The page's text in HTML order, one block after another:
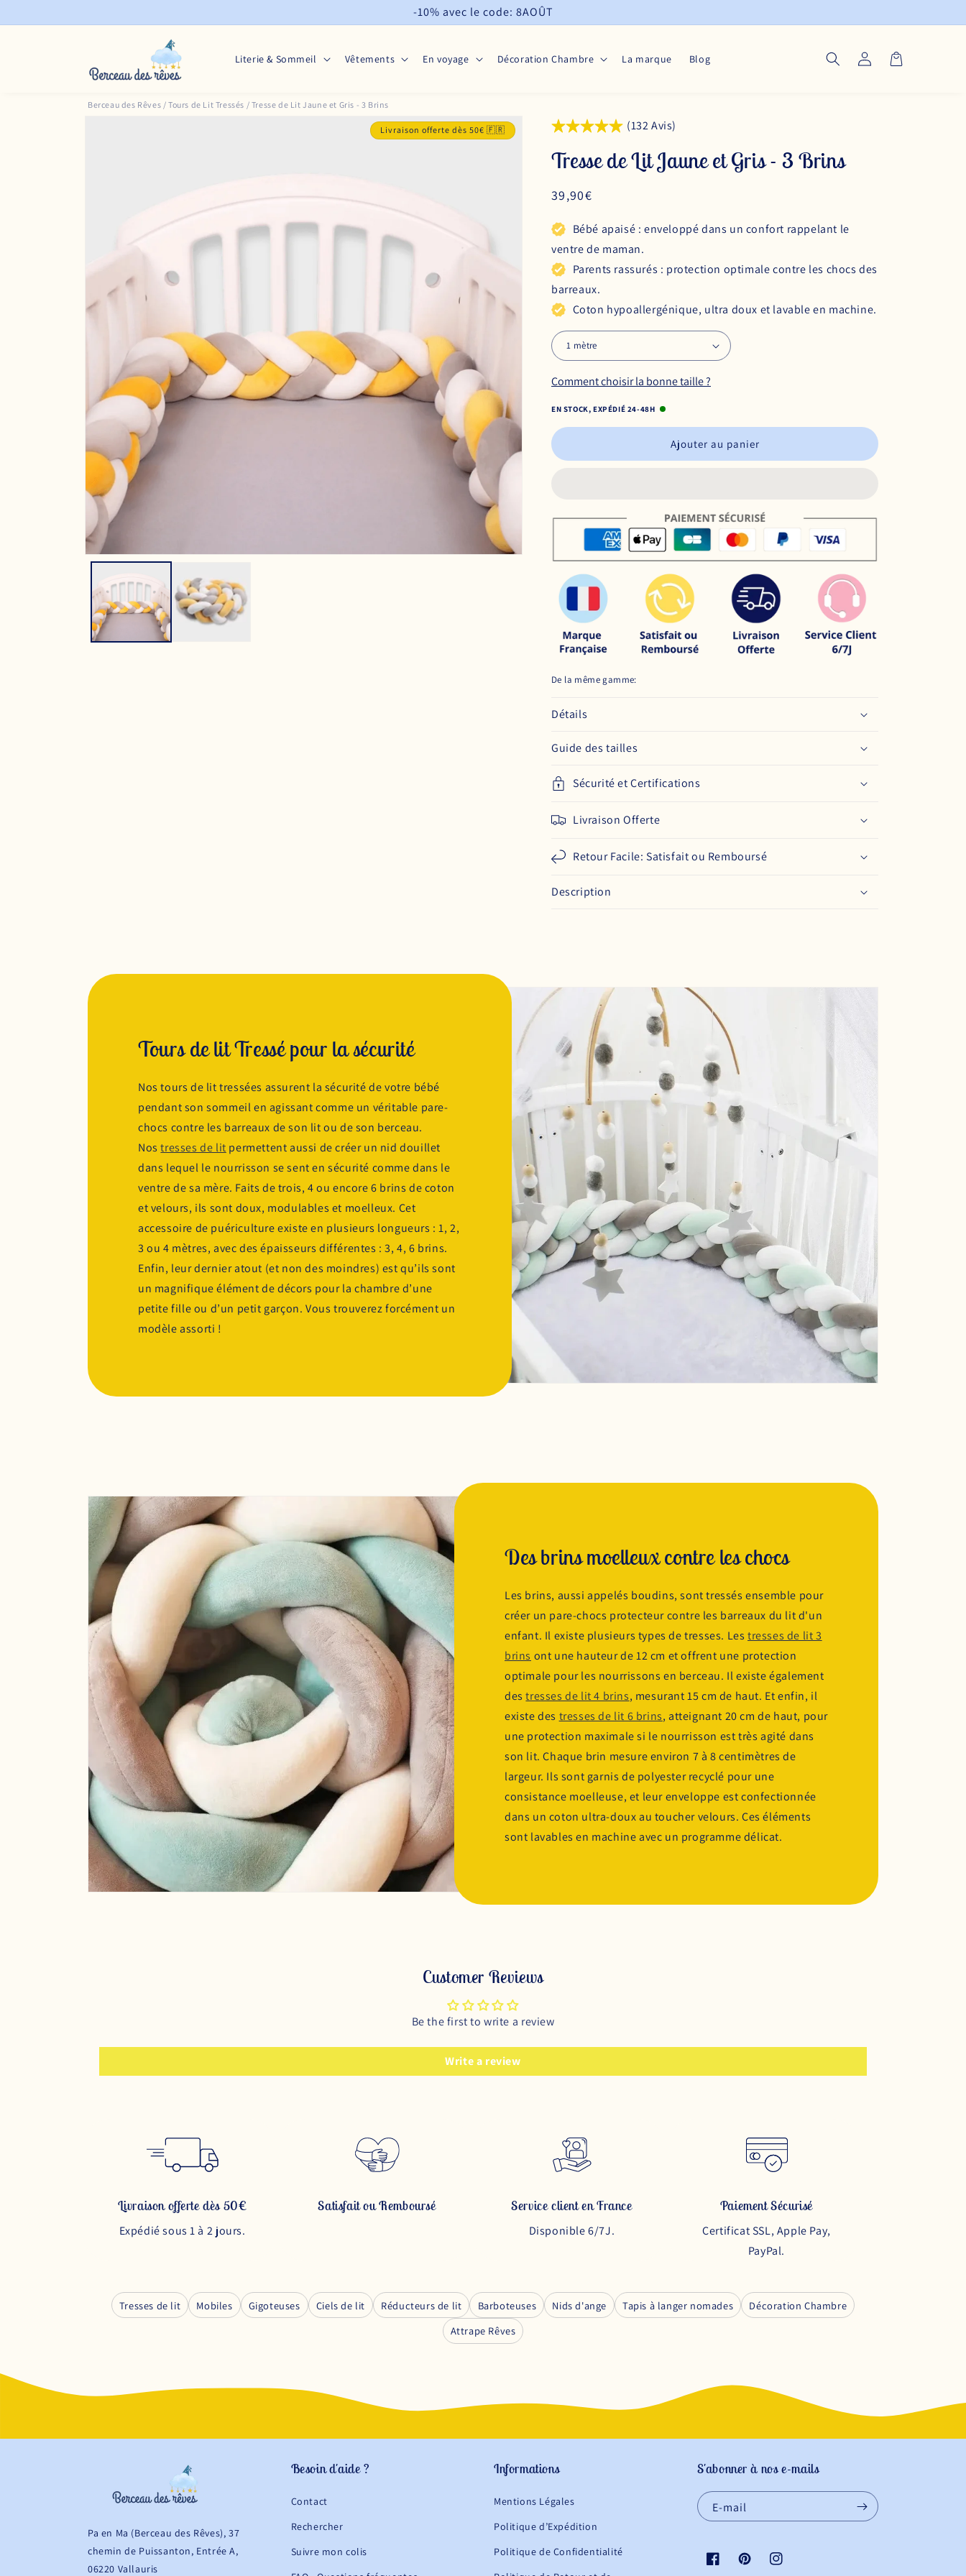
au
-10% avec le code: 8AOÛT
Literie & Sommeil Vêtements En voyage Décoration Chambre La marque Blog Connexion Panier
Berceau des Rêves /Tours de Lit Tressés / Tresse de Lit Jaune et Gris - 3 Brins
Livraison offerte dès 50€ 🇫🇷 (132 Avis)
Tresse de Lit Jaune et Gris - 3 Brins
Prix
39,90€
Bébé apaisé : enveloppé dans un confort rappelant le
ventre de maman.
Parents rassurés : protection optimale contre les chocs des
barreaux.
Coton hypoallergénique, ultra doux et lavable en machine.
Comment choisir la bonne taille ?
EN STOCK, EXPÉDIÉ 24-48H
Ajouter au panier
De la même gamme:
Détails
Guide des tailles
Sécurité et Certifications
Livraison Offerte
Retour Facile: Satisfait ou Remboursé
Description
Tours de lit Tressé pour la sécurité
Nos tours de lit tressées assurent la sécurité de votre bébé
pendant son sommeil en agissant comme un véritable pare-
chocs contre les barreaux de son lit ou de son berceau.
Nostresses de lit permettent aussi de créer un nid douillet
dans lequel le nourrisson se sent en sécurité comme dans le
ventre de sa mère. Faits de trois, 4 ou encore 6 brins de coton
et velours, ils sont doux, modulables et moelleux. Cet
accessoire de puériculture existe en plusieurs longueurs : 1, 2,
3 ou 4 mètres, avec des épaisseurs différentes : 3, 4, 6 brins.
Enfin, leur dernier atout (et non des moindres) est qu’ils sont
un magnifique élément de décors pour la chambre d’une
petite fille ou d’un petit garçon. Vous trouverez forcément un
modèle assorti !
Des brins moelleux contre les chocs
Les brins, aussi appelés boudins, sont tressés ensemble pour
créer un pare-chocs protecteur contre les barreaux du lit d'un
enfant. Il existe plusieurs types de tresses. Lestresses de lit 3
brins ont une hauteur de 12 cm et offrent une protection
optimale pour les nourrissons en berceau. Il existe également
destresses de lit 4 brins, mesurant 15 cm de haut. Et enfin, il
existe des tresses de lit 6 brins, atteignant 20 cm de haut, pour
une protection maximale si le nourrisson est très agité dans
son lit. Chaque brin mesure environ 7 à 8 centimètres de
largeur. Ils sont garnis de polyester recyclé pour une
consistance moelleuse, et leur enveloppe est confectionnée
dans un coton ultra-doux au toucher velours. Ces éléments
sont lavables en machine avec un programme délicat.
Customer Reviews
Be the first to write a review
Write a review
Livraison offerte dès 50€
Expédié sous 1 à 2 jours.
Satisfait ou Remboursé Service client en France
Disponible 6/7J.
Paiement Sécurisé
Certificat SSL, Apple Pay,
PayPal.
Tresses de lit Mobiles Gigoteuses Ciels de lit Réducteurs de lit Barboteuses Nids d'ange Tapis à langer nomades
Décoration Chambre
Attrape Rêves
Pa en Ma (Berceau des Rêves), 37
chemin de Puissanton, Entrée A,
06220 Vallauris
Besoin d'aide ?
Contact
Rechercher
Suivre mon colis
Informations
Mentions Légales
Politique d’Expédition
Politique de Confidentialité
S'abonner à nos e-mails
E-mail
FacebookPinterestInstagram